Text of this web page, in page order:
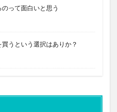
って面白いと思う
うという選択はありか？